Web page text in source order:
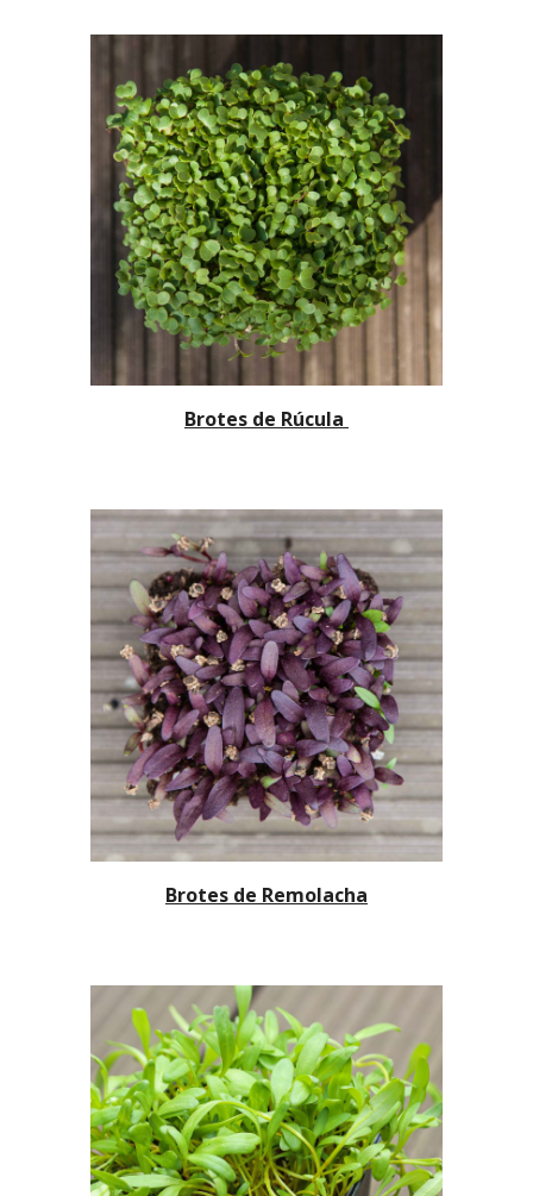
Brotes de Rúcula
Brotes de Remolacha